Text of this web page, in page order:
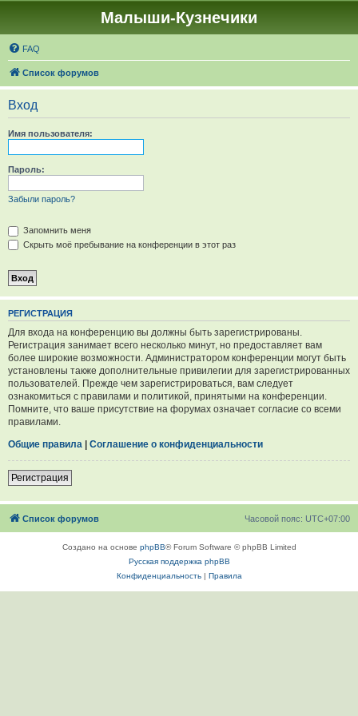
Малыши-Кузнечики
FAQ
Список форумов
Вход
Имя пользователя:
Пароль:
Забыли пароль?
Запомнить меня
Скрыть моё пребывание на конференции в этот раз
РЕГИСТРАЦИЯ
Для входа на конференцию вы должны быть зарегистрированы.
Регистрация занимает всего несколько минут, но предоставляет вам
более широкие возможности. Администратором конференции могут быть
установлены также дополнительные привилегии для зарегистрированных
пользователей. Прежде чем зарегистрироваться, вам следует
ознакомиться с правилами и политикой, принятыми на конференции.
Помните, что ваше присутствие на форумах означает согласие со всеми
правилами.
Общие правила | Соглашение о конфиденциальности
Регистрация
Список форумов Часовой пояс: UTC+07:00
Создано на основе phpBB® Forum Software © phpBB Limited
Русская поддержка phpBB
Конфиденциальность| Правила